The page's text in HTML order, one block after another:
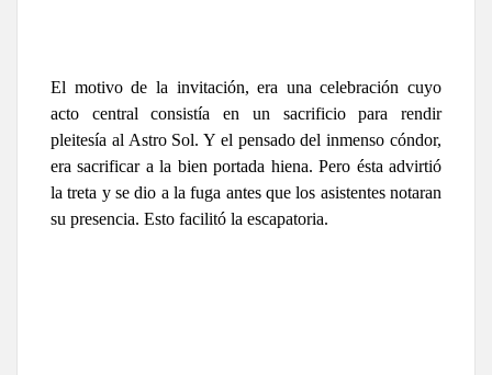
El motivo de la invitación, era una celebración cuyo
acto central consistía en un sacrificio para rendir
pleitesía al Astro Sol. Y el pensado del inmenso cóndor,
era sacrificar a la bien portada hiena. Pero ésta advirtió
la treta y se dio a la fuga antes que los asistentes notaran
su presencia. Esto facilitó la escapatoria.